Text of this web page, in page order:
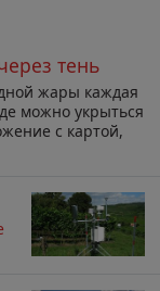
тень
жары каждая
можно укрыться
с картой,